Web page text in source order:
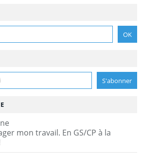
mon travail. En GS/CP à la